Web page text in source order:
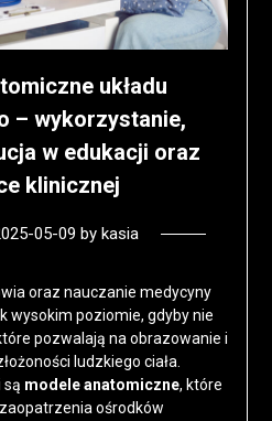
układu
– wykorzystanie,
w edukacji oraz
klinicznej
05-09 by kasia
oraz nauczanie medycyny
wysokim poziomie, gdyby nie
pozwalają na obrazowanie i
ludzkiego ciała.
są modele anatomiczne, które
ośrodków